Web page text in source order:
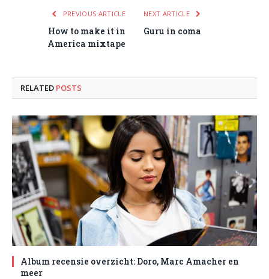
PREVIOUS ARTICLE
How to make it in
America mixtape
NEXT ARTICLE
Guru in coma
RELATED POSTS
Album recensie overzicht: Doro, Marc Amacher en
meer